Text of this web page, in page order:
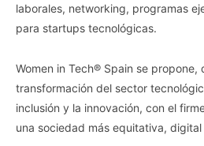
laborales, networking, programas
para startups tecnológicas.
Women in Tech® Spain se propone,
transformación del sector
inclusión y la innovación, con el
una sociedad más equitativa,